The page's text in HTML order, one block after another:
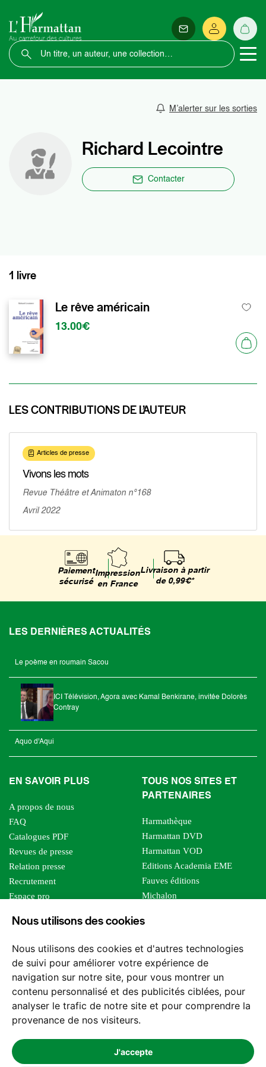
Nous utilisons des cookies
Nous utilisons des cookies et d'autres technologies
de suivi pour améliorer votre expérience de
navigation sur notre site, pour vous montrer un
contenu personnalisé et des publicités ciblées, pour
analyser le trafic de notre site et pour comprendre la
provenance de nos visiteurs.
J'accepte
M’alerter sur les sorties
Richard Lecointre
Contacter
1 livre
Le rêve américain
13.00€
LES CONTRIBUTIONS DE L’AUTEUR
Articles de presse
Vivons les mots
Revue Théâtre et Animaton n°168
Avril 2022
Paiement
sécurisé
Impression
en France
Livraison à partir
de 0,99€*
LES DERNIÈRES ACTUALITÉS
Le poème en roumain Sacou
ICI Télévision, Agora avec Kamal Benkirane, invitée Dolorès
Contray
Aquo d'Aqui
EN SAVOIR PLUS
A propos de nous
FAQ
Catalogues PDF
Revues de presse
Relation presse
Recrutement
Espace pro
Foreign rights
TOUS NOS SITES ET
PARTENAIRES
Harmathèque
Harmattan DVD
Harmattan VOD
Editions Academia EME
Fauves éditions
Michalon
Editions Sutton
Les impliqués
Tous les éditeurs
Nos structures
Nous contacter